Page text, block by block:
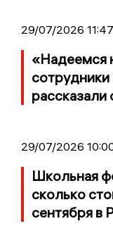
29/07/2026 11:47
«Надеемся
рассказали
29/07/2026
Школьная
сколько
сентября в